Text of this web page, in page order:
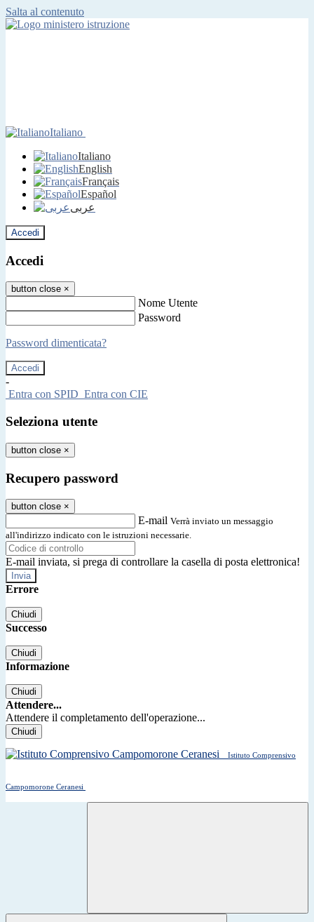
Salta al contenuto
Italiano
Italiano
English
Français
Español
عربى
Accedi
Accedi
button close ×
Nome Utente
Password
Password dimenticata?
-
Entra con SPID Entra con CIE
Seleziona utente
button close ×
Recupero password
button close ×
E-mail Verrà inviato un messaggio
all'indirizzo indicato con le istruzioni necessarie.
E-mail inviata, si prega di controllare la casella di posta elettronica!
Errore
Chiudi
Successo
Chiudi
Informazione
Chiudi
Attendere...
Attendere il completamento dell'operazione...
Chiudi
Istituto Comprensivo
Campomorone Ceranesi